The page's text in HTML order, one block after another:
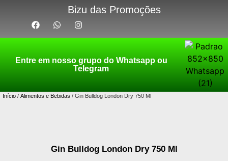
Bizu das Promoções
Entre em nosso grupo do Whatsapp ou
Telegram
Início / Alimentos e Bebidas / Gin Bulldog London Dry 750 Ml
Gin Bulldog London Dry 750 Ml